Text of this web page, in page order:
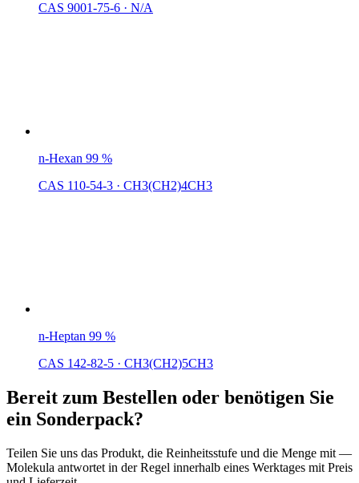
CAS 9001-75-6 · N/A
n-Hexan 99 %
CAS 110-54-3 · CH3(CH2)4CH3
n-Heptan 99 %
CAS 142-82-5 · CH3(CH2)5CH3
Bereit zum Bestellen oder benötigen Sie
ein Sonderpack?
Teilen Sie uns das Produkt, die Reinheitsstufe und die Menge mit —
Molekula antwortet in der Regel innerhalb eines Werktages mit Preis